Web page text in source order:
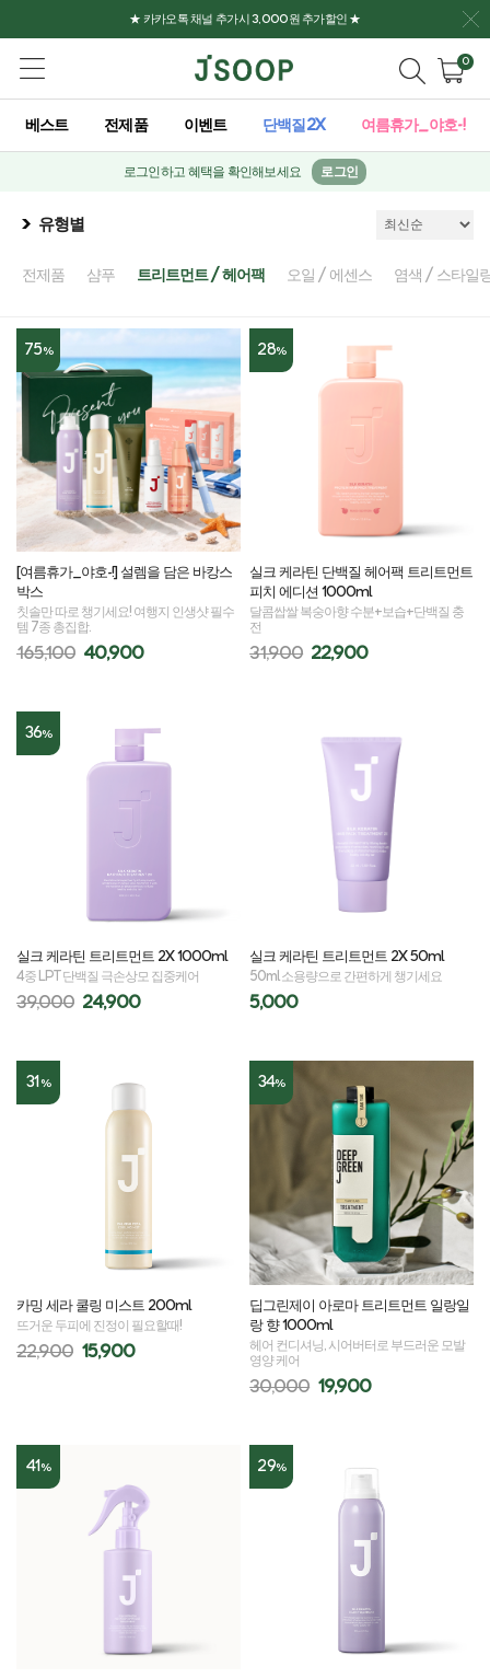
★ 카카오톡 채널 추가시 3,000원 추가할인 ★
0
베스트 전제품 이벤트 단백질2X 여름휴가_야호-!
로그인하고 혜택을 확인해보세요 로그인
유형별
전제품 샴푸 트리트먼트 / 헤어팩 오일 / 에센스 염색 / 스타일
75%
[여름휴가_야호-!] 설렘을 담은 바캉스
박스
칫솔만 따로 챙기세요! 여행지 인생샷 필수
템 7종 총집합.
165,100 40,900
28%
실크 케라틴 단백질 헤어팩 트리트먼트
피치 에디션 1000ml
달콤쌉쌀 복숭아향 수분+보습+단백질 충
전
31,900 22,900
36%
실크 케라틴 트리트먼트 2X 1000ml
4중 LPT 단백질 극손상모 집중케어
39,000 24,900
실크 케라틴 트리트먼트 2X 50ml
50ml 소용량으로 간편하게 챙기세요
5,000
31%
카밍 세라 쿨링 미스트 200ml
뜨거운 두피에 진정이 필요할때!
22,900 15,900
34%
딥그린제이 아로마 트리트먼트 일랑일
랑 향 1000ml
헤어 컨디셔닝, 시어버터로 부드러운 모발
영양 케어
30,000 19,900
41% 29%